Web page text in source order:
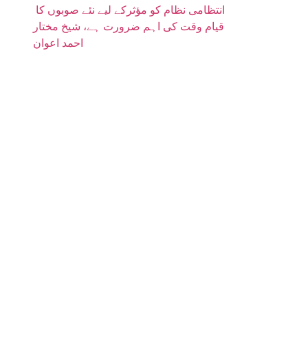
قیام وقت کی اہم ضرورت ہے، شیخ مختار
احمد اعوان